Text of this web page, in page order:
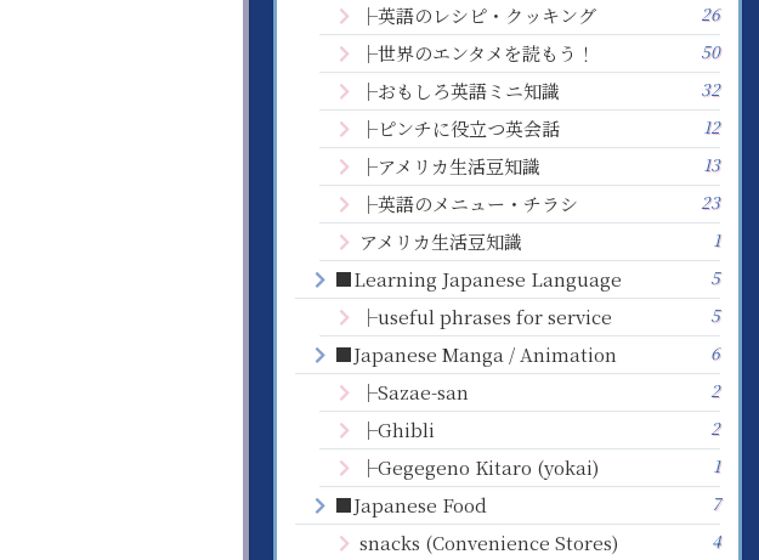
├英語のレシピ・クッキング 26
├世界のエンタメを読もう！ 50
├おもしろ英語ミニ知識 32
├ピンチに役立つ英会話 12
├アメリカ生活豆知識 13
├英語のメニュー・チラシ 23
アメリカ生活豆知識 1
■Learning Japanese Language 5
├useful phrases for service 5
■Japanese Manga / Animation 6
├Sazae-san 2
├Ghibli 2
├Gegegeno Kitaro (yokai) 1
■Japanese Food 7
snacks (Convenience Stores) 4